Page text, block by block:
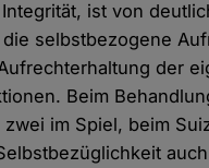
ist von
selbstbezogene
der
Beim
im Spiel, beim